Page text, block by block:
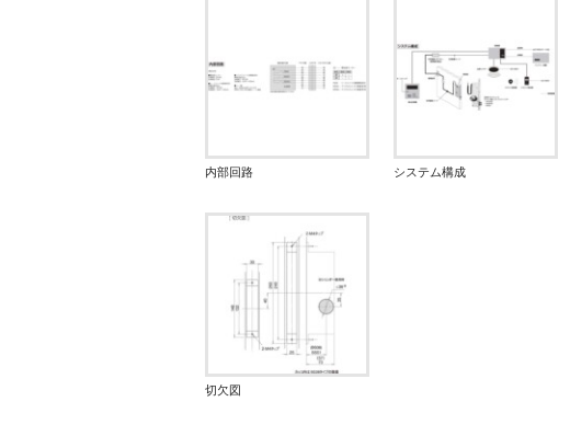
内部回路 システム構成
切欠図